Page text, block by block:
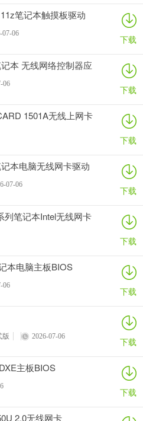
笔记本触摸板驱动
07-06 下载
本 无线网络控制器应
06 下载
1501A无线上网卡
下载
本电脑无线网卡驱动
07-06 下载
列笔记本Intel无线网卡
下载
本电脑主板BIOS
06 下载
版
2026-07-06 下载
主板BIOS
下载
2.0无线网卡